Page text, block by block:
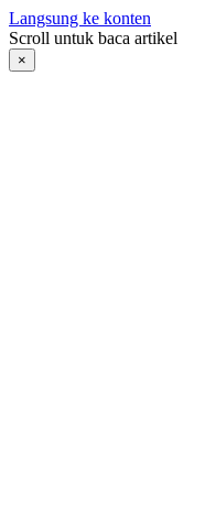
Langsung ke konten
Scroll untuk baca artikel
×